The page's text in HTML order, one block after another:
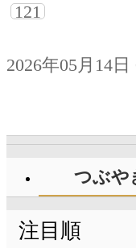
121
2026年05月14日
つぶや
注目順